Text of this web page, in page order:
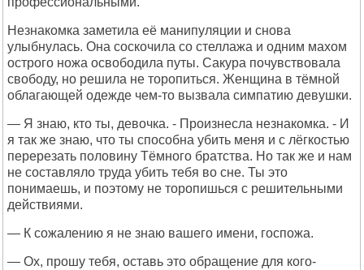
Незнакомка заметила её манипуляции и снова
улыбнулась. Она соскочила со стеллажа и одним махом
острого ножа освободила путы. Сакура почувствовала
свободу, но решила не торопиться. Женщина в тёмной
облагающей одежде чем-то вызвала симпатию девушки.
— Я знаю, кто ты, девочка. - Произнесла незнакомка. - И
я так же знаю, что ты способна убить меня и с лёгкостью
перерезать половину Тёмного братства. Но так же и нам
не составляло труда убить тебя во сне. Ты это
понимаешь, и поэтому не торопишься с решительными
действиями.
— К сожалению я не знаю вашего имени, госпожа.
— Ох, прошу тебя, оставь это обращение для кого-